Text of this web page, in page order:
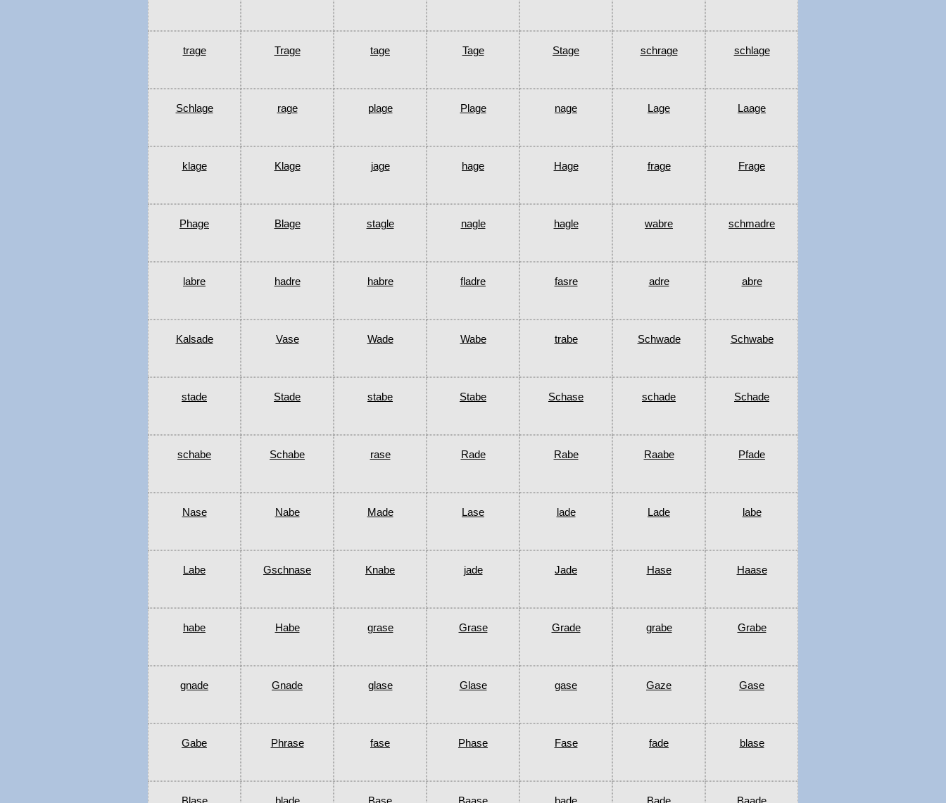
trage Trage tage Tage Stage schrage schlage
Schlage rage plage Plage nage Lage Laage
klage Klage jage hage Hage frage Frage
Phage Blage stagle nagle hagle wabre schmadre
labre hadre habre fladre fasre adre abre
Kalsade Vase Wade Wabe trabe Schwade Schwabe
stade Stade stabe Stabe Schase schade Schade
schabe Schabe rase Rade Rabe Raabe Pfade
Nase Nabe Made Lase lade Lade labe
Labe Gschnase Knabe jade Jade Hase Haase
habe Habe grase Grase Grade grabe Grabe
gnade Gnade glase Glase gase Gaze Gase
Gabe Phrase fase Phase Fase fade blase